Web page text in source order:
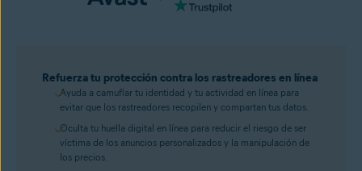
Refuerza tu protección contra los rastreadores en línea
Ayuda a camuflar tu identidad y tu actividad en línea para
evitar que los rastreadores recopilen y compartan tus datos.
Oculta tu huella digital en línea para reducir el riesgo de ser
víctima de los anuncios personalizados y la manipulación de
los precios.